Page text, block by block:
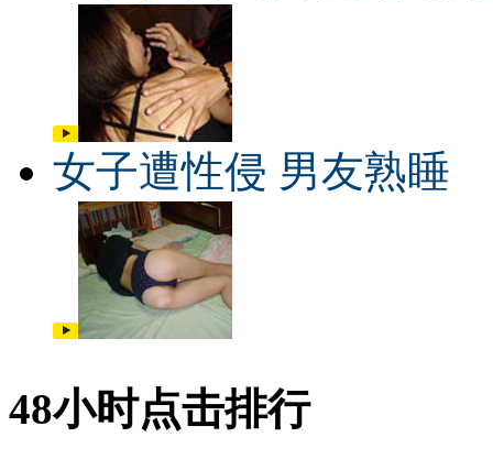
女子遭性侵 男友熟睡
48小时点击排行